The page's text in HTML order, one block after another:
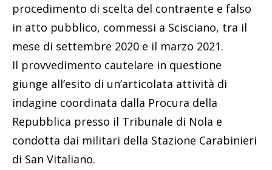
procedimento di scelta del contraente e falso
in atto pubblico, commessi a Scisciano, tra il
mese di settembre 2020 e il marzo 2021.
Il provvedimento cautelare in questione
giunge all’esito di un’articolata attività di
indagine coordinata dalla Procura della
Repubblica presso il Tribunale di Nola e
condotta dai militari della Stazione Carabinieri
di San Vitaliano.